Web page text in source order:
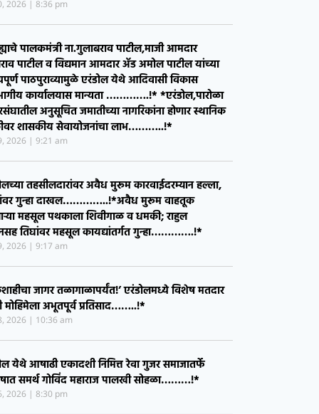
पाटील व विद्यमान आमदार ॲड अमोल पाटील यांच्या
पाठपुराव्यामुळे एरंडोल येथे आदिवासी विकास
कार्यालयास मान्यता ………….!* *एरंडोल,पारोळा
अनुसूचित जमातीच्या नागरिकांना होणार स्थानिक
शासकीय सेवायोजनांचा लाभ………..!*
2026 9:21 am
गुन्हा दाखल…………..!*​अवैध मुरूम वाहतूक
महसूल पथकाला शिवीगाळ व धमकी; राहुल
तिघांवर महसूल कायद्यांतर्गत गुन्हा………….!*
2026 9:17 am
मोहिमेला अभूतपूर्व प्रतिसाद……..!*
2026 10:36 am
समर्थ गोविंद महाराज पालखी सोहळा………!*
2026 8:30 pm